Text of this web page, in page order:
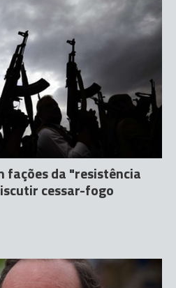
fações da "resistência
cessar-fogo